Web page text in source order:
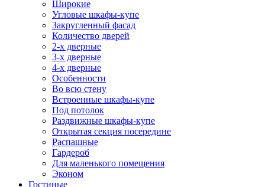
Широкие
Угловые шкафы-купе
Закругленный фасад
Количество дверей
2-х дверные
3-х дверные
4-х дверные
Особенности
Во всю стену
Встроенные шкафы-купе
Под потолок
Раздвижные шкафы-купе
Открытая секция посередине
Распашные
Гардероб
Для маленького помещения
Эконом
Гостиные